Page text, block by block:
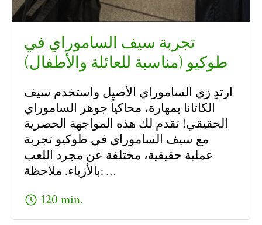
تجربة سيف الساموراي في
طوكيو (مناسبة للعائلة والأطفال)
ارتدِ زي الساموراي الأصيل واستخدم سيف
الكاتانا بمهارة، محاكياً جوهر الساموراي
الحقيقي! تقدم لك هذه المواجهة الحصرية
مع سيف الساموراي في طوكيو تجربة
عملية حقيقية، مختلفة عن مجرد اللعب
بالأزياء. ملاحظة: …
schedule 120 min.